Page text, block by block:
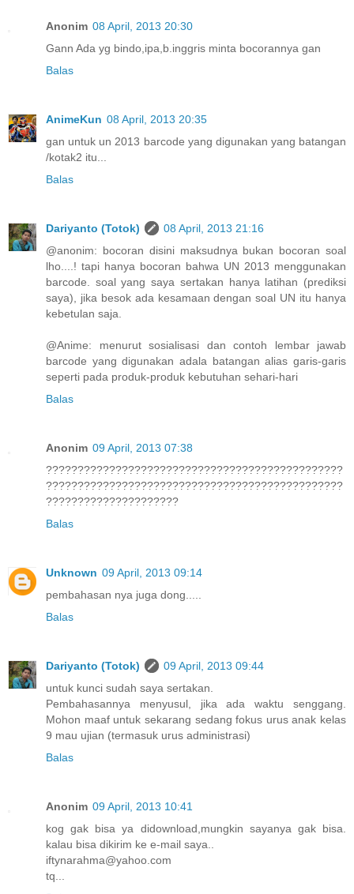
Anonim 08 April, 2013 20:30
Gann Ada yg bindo,ipa,b.inggris minta bocorannya gan
Balas
AnimeKun 08 April, 2013 20:35
gan untuk un 2013 barcode yang digunakan yang batangan
/kotak2 itu...
Balas
Dariyanto (Totok)
08 April, 2013 21:16
@anonim: bocoran disini maksudnya bukan bocoran soal
lho....! tapi hanya bocoran bahwa UN 2013 menggunakan
barcode. soal yang saya sertakan hanya latihan (prediksi
saya), jika besok ada kesamaan dengan soal UN itu hanya
kebetulan saja.
@Anime: menurut sosialisasi dan contoh lembar jawab
barcode yang digunakan adala batangan alias garis-garis
seperti pada produk-produk kebutuhan sehari-hari
Balas
Anonim 09 April, 2013 07:38
???????????????????????????????????????????????
???????????????????????????????????????????????
?????????????????????
Balas
Unknown 09 April, 2013 09:14
pembahasan nya juga dong.....
Balas
Dariyanto (Totok)
09 April, 2013 09:44
untuk kunci sudah saya sertakan.
Pembahasannya menyusul, jika ada waktu senggang.
Mohon maaf untuk sekarang sedang fokus urus anak kelas
9 mau ujian (termasuk urus administrasi)
Balas
Anonim 09 April, 2013 10:41
kog gak bisa ya didownload,mungkin sayanya gak bisa.
kalau bisa dikirim ke e-mail saya..
iftynarahma@yahoo.com
tq...